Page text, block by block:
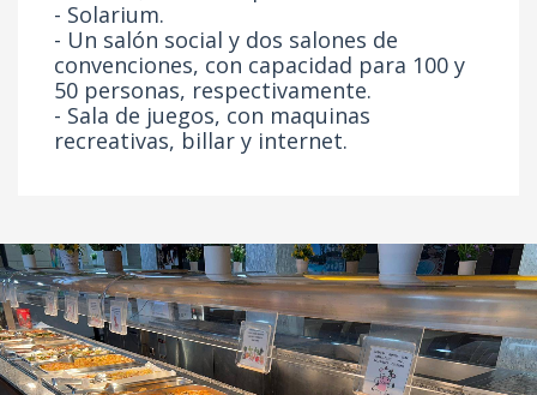
- Solarium.
- Un salón social y dos salones de
convenciones, con capacidad para 100 y
50 personas, respectivamente.
- Sala de juegos, con maquinas
recreativas, billar y internet.